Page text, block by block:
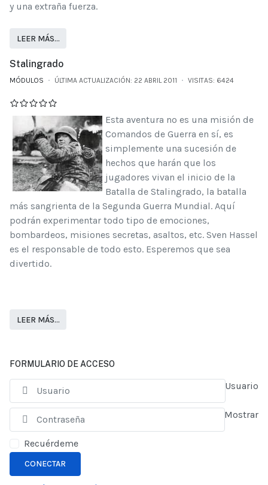
y una extraña fuerza.
LEER MÁS…
Stalingrado
MÓDULOS ÚLTIMA ACTUALIZACIÓN: 22 ABRIL 2011 VISITAS: 6424
Esta aventura no es una misión de
Comandos de Guerra en sí, es
simplemente una sucesión de
hechos que harán que los
jugadores vivan el inicio de la
Batalla de Stalingrado, la batalla
más sangrienta de la Segunda Guerra Mundial. Aquí
podrán experimentar todo tipo de emociones,
bombardeos, misiones secretas, asaltos, etc. Sven Hassel
es el responsable de todo esto. Esperemos que sea
divertido.
LEER MÁS…
FORMULARIO DE ACCESO
Usuario
Mostrar
Recuérdeme
CONECTAR